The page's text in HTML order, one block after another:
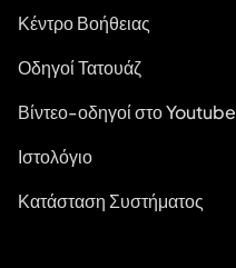
Κέντρο Βοήθειας
Οδηγοί Τατουάζ
Βίντεο-οδηγοί στο Youtube
Ιστολόγιο
Κατάσταση Συστήματος